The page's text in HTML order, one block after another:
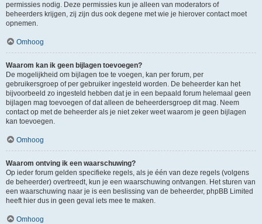
permissies nodig. Deze permissies kun je alleen van moderators of
beheerders krijgen, zij zijn dus ook degene met wie je hierover contact moet
opnemen.
Omhoog
Waarom kan ik geen bijlagen toevoegen?
De mogelijkheid om bijlagen toe te voegen, kan per forum, per
gebruikersgroep of per gebruiker ingesteld worden. De beheerder kan het
bijvoorbeeld zo ingesteld hebben dat je in een bepaald forum helemaal geen
bijlagen mag toevoegen of dat alleen de beheerdersgroep dit mag. Neem
contact op met de beheerder als je niet zeker weet waarom je geen bijlagen
kan toevoegen.
Omhoog
Waarom ontving ik een waarschuwing?
Op ieder forum gelden specifieke regels, als je één van deze regels (volgens
de beheerder) overtreedt, kun je een waarschuwing ontvangen. Het sturen van
een waarschuwing naar je is een beslissing van de beheerder, phpBB Limited
heeft hier dus in geen geval iets mee te maken.
Omhoog